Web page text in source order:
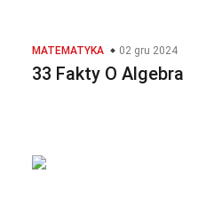
MATEMATYKA 02 gru 2024
33 Fakty O Algebra